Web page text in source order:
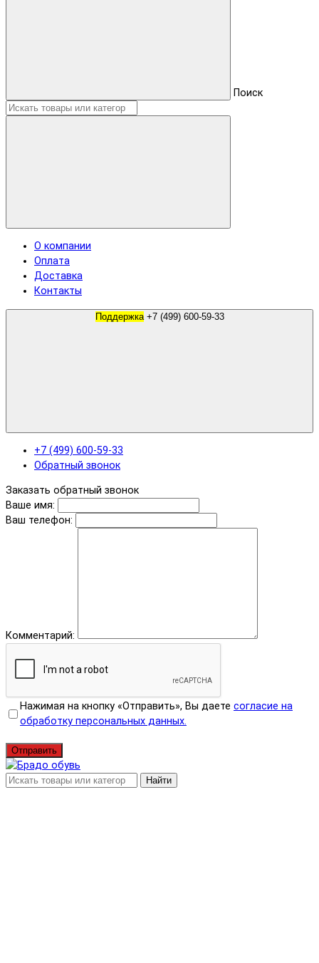
Поиск
О компании
Оплата
Доставка
Контакты
Поддержка +7 (499) 600-59-33
+7 (499) 600-59-33
Обратный звонок
Заказать обратный звонок
Ваше имя:
Ваш телефон:
Комментарий:
Нажимая на кнопку «Отправить», Вы даете согласие на
обработку персональных данных.
Отправить
Найти